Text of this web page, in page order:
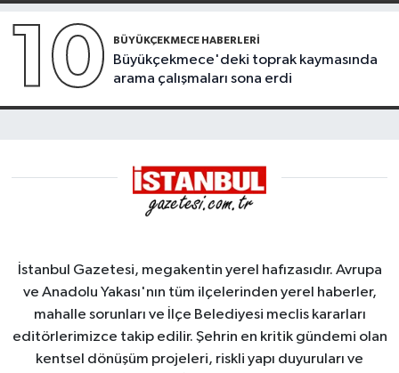
10 BÜYÜKÇEKMECE HABERLERI
Büyükçekmece'deki toprak kaymasında
arama çalışmaları sona erdi
İstanbul Gazetesi, megakentin yerel hafızasıdır. Avrupa
ve Anadolu Yakası'nın tüm ilçelerinden yerel haberler,
mahalle sorunları ve İlçe Belediyesi meclis kararları
editörlerimizce takip edilir. Şehrin en kritik gündemi olan
kentsel dönüşüm projeleri, riskli yapı duyuruları ve